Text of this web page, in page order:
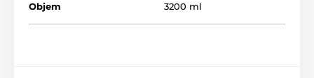
Objem 3200 ml